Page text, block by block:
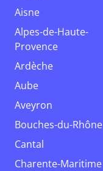
Aisne
Alpes-de-Haute-
Provence
Ardèche
Aube
Aveyron
Bouches-du-Rhône
Cantal
Charente-Maritime